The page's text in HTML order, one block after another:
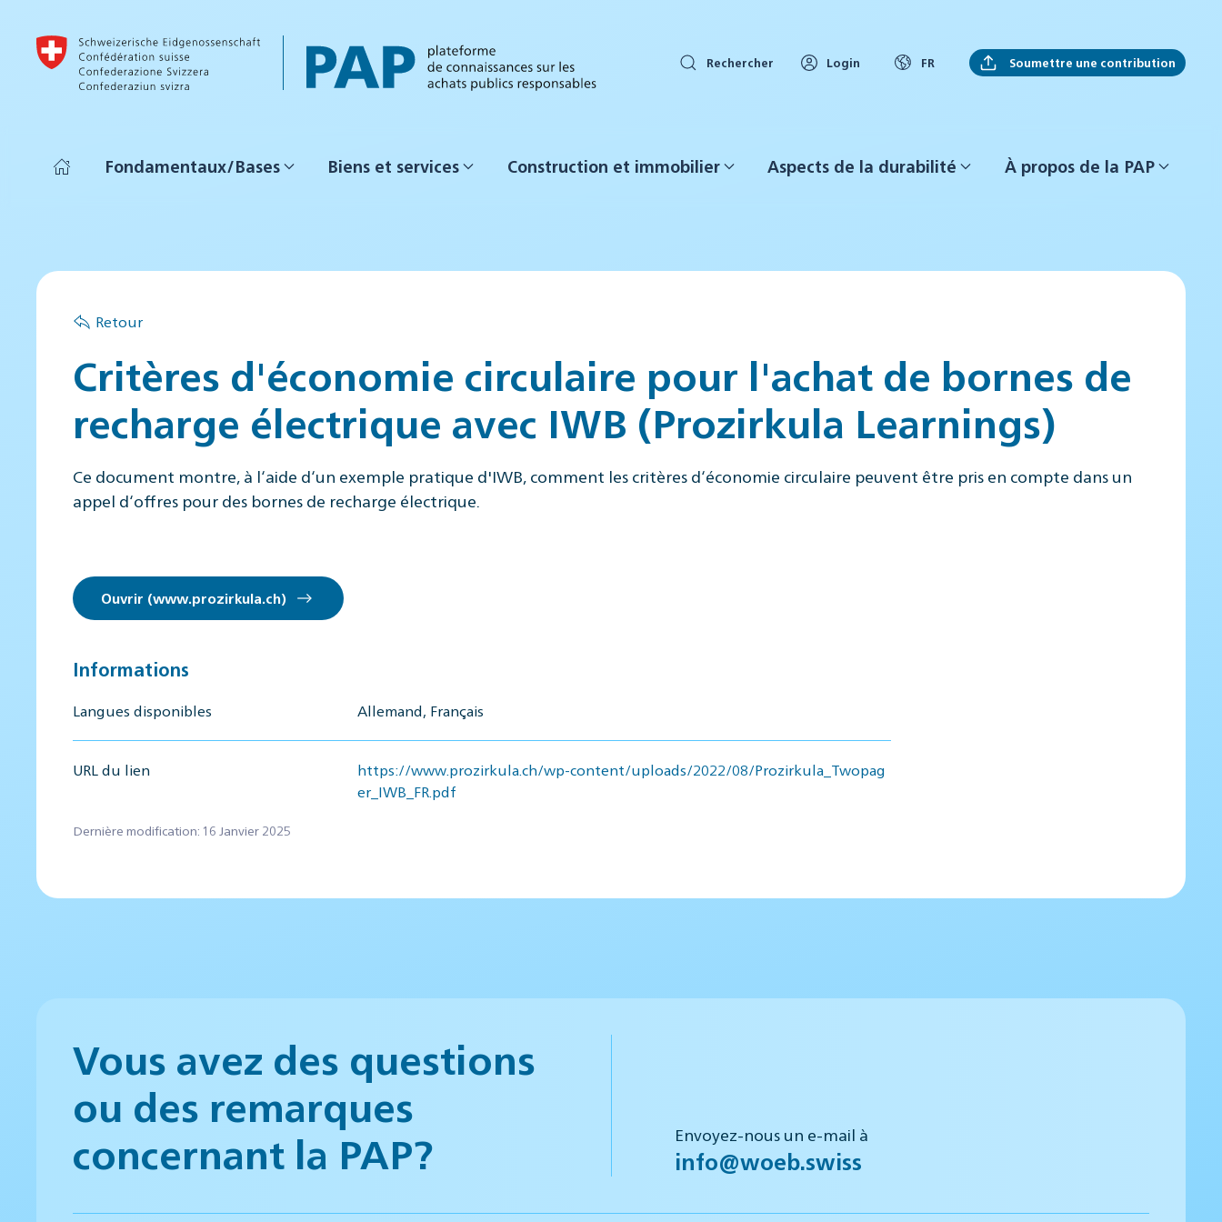
Accéder au contenu principal
Rechercher Login FR Soumettre une contribution
Fondamentaux/Bases Biens et services Construction et immobilier Aspects de la durabilité À propos de la PAP
Retour
Critères d'économie circulaire pour l'achat de bornes de
recharge électrique avec IWB (Prozirkula Learnings)
Ce document montre, à l‘aide d‘un exemple pratique d'IWB, comment les critères d‘économie circulaire peuvent être pris en compte dans un
appel d‘offres pour des bornes de recharge électrique.
Ouvrir (www.prozirkula.ch)
Informations
Langues disponibles Allemand, Français
URL du lien
https://www.prozirkula.ch/wp-content/uploads/2022/08/Prozirkula_Twopag
er_IWB_FR.pdf
Dernière modification: 16 Janvier 2025
Vous avez des questions
ou des remarques
concernant la PAP?
Envoyez-nous un e-mail à
info@woeb.swiss